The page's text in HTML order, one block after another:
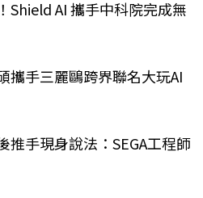
Shield AI 攜手中科院完成無
攜手三麗鷗跨界聯名大玩AI
推手現身說法：SEGA工程師